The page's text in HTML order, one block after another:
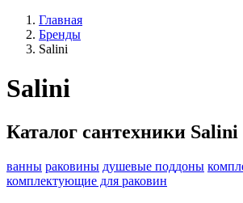
Главная
Бренды
Salini
Salini
Каталог сантехники Salini
ванны раковины душевые поддоны
комплектующие для раковин